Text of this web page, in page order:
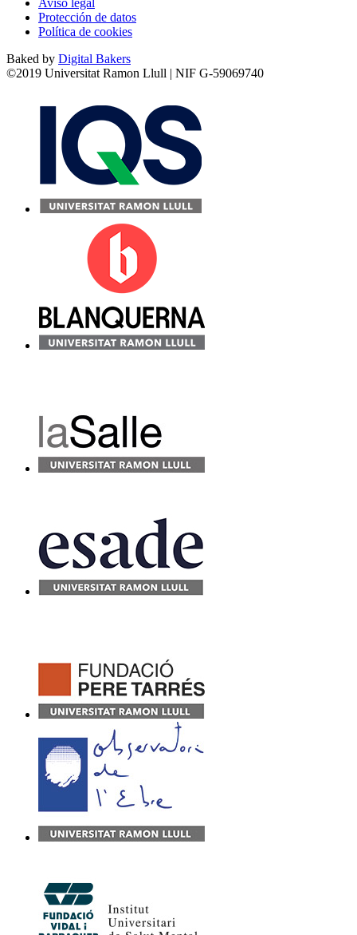
Aviso legal
Protección de datos
Política de cookies
Baked by Digital Bakers
©2019 Universitat Ramon Llull | NIF G-59069740